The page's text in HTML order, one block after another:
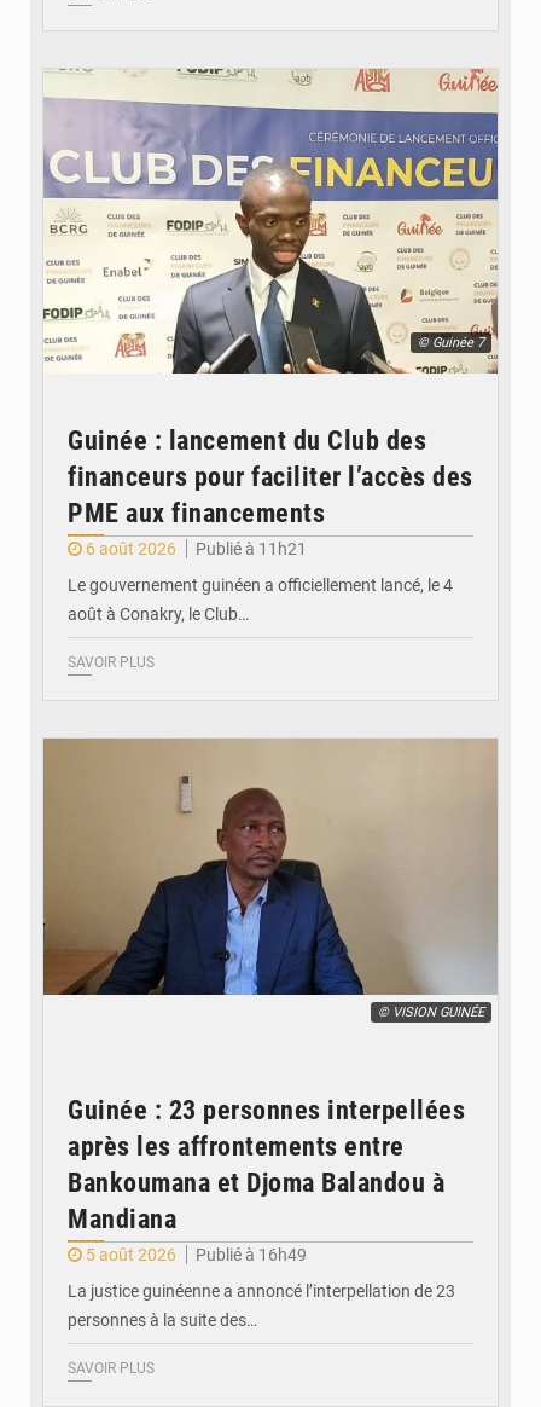
© Guinée 7
Guinée : lancement du Club des
financeurs pour faciliter l’accès des
PME aux financements
6 août 2026
Publié à 11h21
Le gouvernement guinéen a officiellement lancé, le 4
août à Conakry, le Club…
SAVOIR PLUS
© VISION GUINÉE
Guinée : 23 personnes interpellées
après les affrontements entre
Bankoumana et Djoma Balandou à
Mandiana
5 août 2026
Publié à 16h49
La justice guinéenne a annoncé l’interpellation de 23
personnes à la suite des…
SAVOIR PLUS